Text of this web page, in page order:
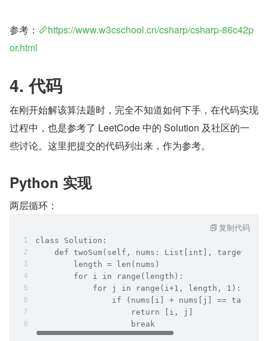
参考：
https://www.w3cschool.cn/csharp/csharp-86c42p
or.html
4. 代码
在刚开始解该算法题时，完全不知道如何下手，在代码实现
过程中，也是参考了 LeetCode 中的 Solution 及社区的一
些讨论。这里把提交的代码列出来，作为参考。
Python 实现
两层循环：
class Solution:
def twoSum(self, nums: List[int], target:
        length = len(nums)
        for i in range(length):
            for j in range(i+1, length, 1):
if (nums[i] + nums[j] ==
                    return [i, j]
                    break
复制代码